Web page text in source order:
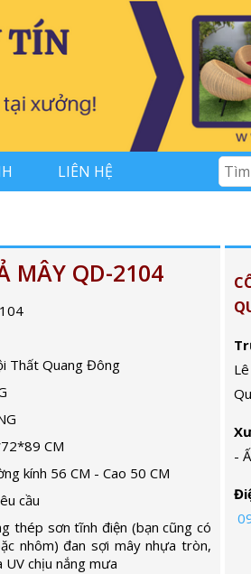
LIÊN HỆ
MÂY QD-2104
Thất Quang Đông
CM
kính 56 CM - Cao 50 CM
cầu
thép sơn tĩnh điện (bạn cũng có
nhôm) đan sợi mây nhựa tròn,
chịu nắng mưa
-